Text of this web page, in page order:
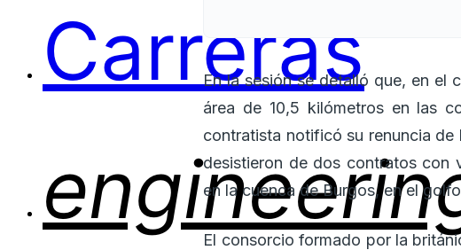
Carreras
En la sesión se detalló que, en el
área de 10,5 kilómetros en las
contratista notificó su renuncia de
desistieron de dos contratos con
en la cuenca de Burgos, en el
El consorcio formado por la